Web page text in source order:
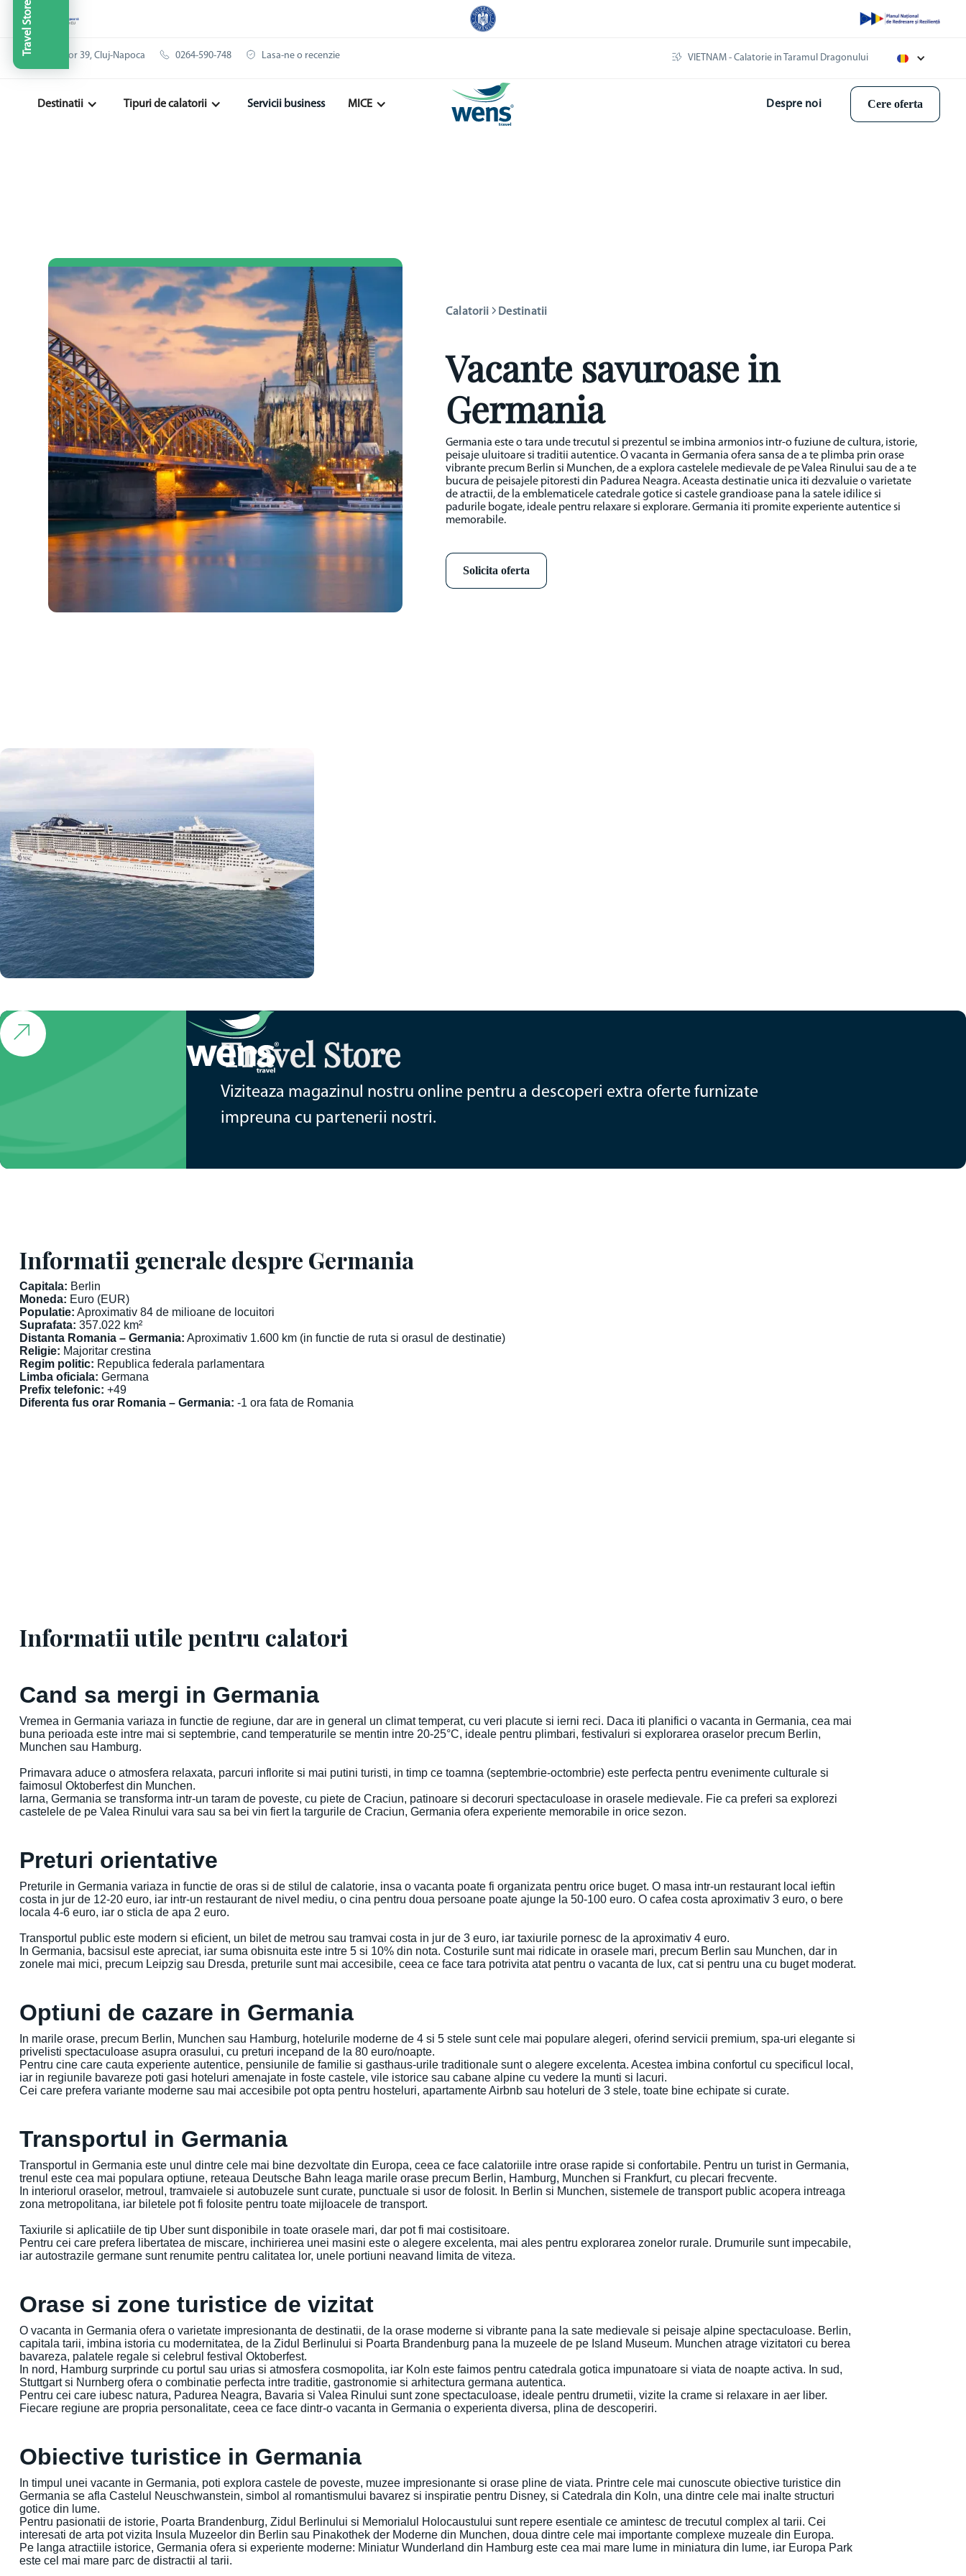
Clinicilor 39, Cluj-Napoca 0264-590-748 Lasa-ne o recenzie VIETNAM - Calatorie in Taramul Dragonului
Destinatii Tipuri de calatorii Servicii business MICE Despre noi Cere oferta
Travel Store
Calatorii Destinatii
Vacante savuroase in
Germania
Germania este o tara unde trecutul si prezentul se imbina armonios intr-o fuziune de cultura, istorie,
peisaje uluitoare si traditii autentice. O vacanta in Germania ofera sansa de a te plimba prin orase
vibrante precum Berlin si Munchen, de a explora castelele medievale de pe Valea Rinului sau de a te
bucura de peisajele pitoresti din Padurea Neagra. Aceasta destinatie unica iti dezvaluie o varietate
de atractii, de la emblematicele catedrale gotice si castele grandioase pana la satele idilice si
padurile bogate, ideale pentru relaxare si explorare. Germania iti promite experiente autentice si
memorabile.
Solicita oferta
MSC Prezioasa: Povestea
Fiordurilor
Germania • Norvegia • 15d
de la 1555€
Travel Store
Viziteaza magazinul nostru online pentru a descoperi extra oferte furnizate
impreuna cu partenerii nostri.
Informatii generale despre Germania
Capitala: Berlin
Moneda: Euro (EUR)
Populatie: Aproximativ 84 de milioane de locuitori
Suprafata: 357.022 km²
Distanta Romania – Germania: Aproximativ 1.600 km (in functie de ruta si orasul de destinatie)
Religie: Majoritar crestina
Regim politic: Republica federala parlamentara
Limba oficiala: Germana
Prefix telefonic: +49
Diferenta fus orar Romania – Germania: -1 ora fata de Romania
Informatii utile pentru calatori
Cand sa mergi in Germania
Vremea in Germania variaza in functie de regiune, dar are in general un climat temperat, cu veri placute si ierni reci. Daca iti planifici o vacanta in Germania, cea mai
buna perioada este intre mai si septembrie, cand temperaturile se mentin intre 20-25°C, ideale pentru plimbari, festivaluri si explorarea oraselor precum Berlin,
Munchen sau Hamburg.
Primavara aduce o atmosfera relaxata, parcuri inflorite si mai putini turisti, in timp ce toamna (septembrie-octombrie) este perfecta pentru evenimente culturale si
faimosul Oktoberfest din Munchen.
Iarna, Germania se transforma intr-un taram de poveste, cu piete de Craciun, patinoare si decoruri spectaculoase in orasele medievale. Fie ca preferi sa explorezi
castelele de pe Valea Rinului vara sau sa bei vin fiert la targurile de Craciun, Germania ofera experiente memorabile in orice sezon.
Preturi orientative
Preturile in Germania variaza in functie de oras si de stilul de calatorie, insa o vacanta poate fi organizata pentru orice buget. O masa intr-un restaurant local ieftin
costa in jur de 12-20 euro, iar intr-un restaurant de nivel mediu, o cina pentru doua persoane poate ajunge la 50-100 euro. O cafea costa aproximativ 3 euro, o bere
locala 4-6 euro, iar o sticla de apa 2 euro.
Transportul public este modern si eficient, un bilet de metrou sau tramvai costa in jur de 3 euro, iar taxiurile pornesc de la aproximativ 4 euro.
In Germania, bacsisul este apreciat, iar suma obisnuita este intre 5 si 10% din nota. Costurile sunt mai ridicate in orasele mari, precum Berlin sau Munchen, dar in
zonele mai mici, precum Leipzig sau Dresda, preturile sunt mai accesibile, ceea ce face tara potrivita atat pentru o vacanta de lux, cat si pentru una cu buget moderat.
Optiuni de cazare in Germania
In marile orase, precum Berlin, Munchen sau Hamburg, hotelurile moderne de 4 si 5 stele sunt cele mai populare alegeri, oferind servicii premium, spa-uri elegante si
privelisti spectaculoase asupra orasului, cu preturi incepand de la 80 euro/noapte.
Pentru cine care cauta experiente autentice, pensiunile de familie si gasthaus-urile traditionale sunt o alegere excelenta. Acestea imbina confortul cu specificul local,
iar in regiunile bavareze poti gasi hoteluri amenajate in foste castele, vile istorice sau cabane alpine cu vedere la munti si lacuri.
Cei care prefera variante moderne sau mai accesibile pot opta pentru hosteluri, apartamente Airbnb sau hoteluri de 3 stele, toate bine echipate si curate.
Transportul in Germania
Transportul in Germania este unul dintre cele mai bine dezvoltate din Europa, ceea ce face calatoriile intre orase rapide si confortabile. Pentru un turist in Germania,
trenul este cea mai populara optiune, reteaua Deutsche Bahn leaga marile orase precum Berlin, Hamburg, Munchen si Frankfurt, cu plecari frecvente.
In interiorul oraselor, metroul, tramvaiele si autobuzele sunt curate, punctuale si usor de folosit. In Berlin si Munchen, sistemele de transport public acopera intreaga
zona metropolitana, iar biletele pot fi folosite pentru toate mijloacele de transport.
Taxiurile si aplicatiile de tip Uber sunt disponibile in toate orasele mari, dar pot fi mai costisitoare.
Pentru cei care prefera libertatea de miscare, inchirierea unei masini este o alegere excelenta, mai ales pentru explorarea zonelor rurale. Drumurile sunt impecabile,
iar autostrazile germane sunt renumite pentru calitatea lor, unele portiuni neavand limita de viteza.
Orase si zone turistice de vizitat
O vacanta in Germania ofera o varietate impresionanta de destinatii, de la orase moderne si vibrante pana la sate medievale si peisaje alpine spectaculoase. Berlin,
capitala tarii, imbina istoria cu modernitatea, de la Zidul Berlinului si Poarta Brandenburg pana la muzeele de pe Island Museum. Munchen atrage vizitatori cu berea
bavareza, palatele regale si celebrul festival Oktoberfest.
In nord, Hamburg surprinde cu portul sau urias si atmosfera cosmopolita, iar Koln este faimos pentru catedrala gotica impunatoare si viata de noapte activa. In sud,
Stuttgart si Nurnberg ofera o combinatie perfecta intre traditie, gastronomie si arhitectura germana autentica.
Pentru cei care iubesc natura, Padurea Neagra, Bavaria si Valea Rinului sunt zone spectaculoase, ideale pentru drumetii, vizite la crame si relaxare in aer liber.
Fiecare regiune are propria personalitate, ceea ce face dintr-o vacanta in Germania o experienta diversa, plina de descoperiri.
Obiective turistice in Germania
In timpul unei vacante in Germania, poti explora castele de poveste, muzee impresionante si orase pline de viata. Printre cele mai cunoscute obiective turistice din
Germania se afla Castelul Neuschwanstein, simbol al romantismului bavarez si inspiratie pentru Disney, si Catedrala din Koln, una dintre cele mai inalte structuri
gotice din lume.
Pentru pasionatii de istorie, Poarta Brandenburg, Zidul Berlinului si Memorialul Holocaustului sunt repere esentiale ce amintesc de trecutul complex al tarii. Cei
interesati de arta pot vizita Insula Muzeelor din Berlin sau Pinakothek der Moderne din Munchen, doua dintre cele mai importante complexe muzeale din Europa.
Pe langa atractiile istorice, Germania ofera si experiente moderne: Miniatur Wunderland din Hamburg este cea mai mare lume in miniatura din lume, iar Europa Park
este cel mai mare parc de distractii al tarii.